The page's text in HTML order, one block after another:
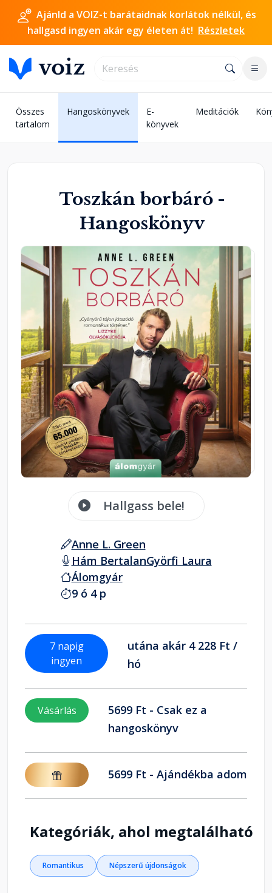
Ajánld a VOIZ-t barátaidnak korlátok nélkül, és
hallgasd ingyen akár egy életen át! Részletek
Összes
tartalom
Hangoskönyvek
E-
könyvek
Meditációk
Toszkán borbáró -
Hangoskönyv
Hallgass bele!
Anne L. Green
Hám BertalanGyörfi Laura
Álomgyár
9 ó 4 p
7 napig
ingyen
utána akár 4 228 Ft /
hó
Vásárlás
5699 Ft - Csak ez a
hangoskönyv
5699 Ft - Ajándékba adom
Kategóriák, ahol megtalálható
Romantikus Népszerű újdonságok